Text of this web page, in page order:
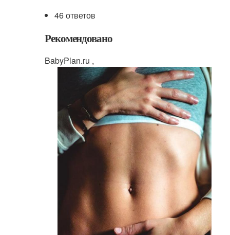
46 ответов
Рекомендовано
BabyPlan.ru ,